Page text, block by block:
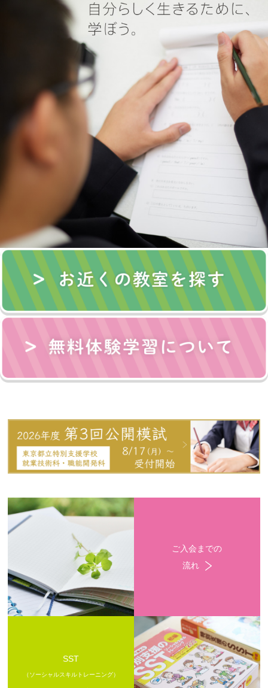
ご入会までの
流れ
SST
（ソーシャルスキルトレーニング）